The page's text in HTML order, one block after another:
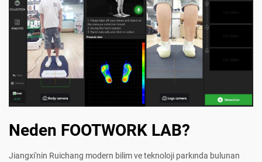
Neden FOOTWORK LAB?
Jiangxi'nin Ruichang modern bilim ve teknoloji parkında bulunan